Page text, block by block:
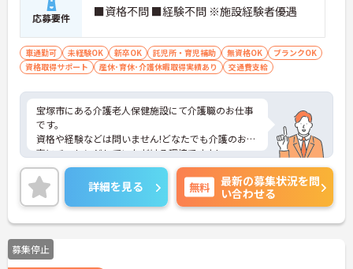
応募要件 ■資格不問 ■経験不問 ※施設経験者優遇
車通勤可 未経験OK 新卒OK 託児所・育児補助 無資格OK
ブランクOK
資格取得サポート
産休･育休･介護休暇取得実績あり 交通費支給
宝塚市にある介護老人保健施設にて介護職のお仕事
です。
資格や経験などは問いません!どなたでも介護のお仕
事にチャレンジしていただける環境ですよ!
日勤のみのご勤務で、残業時間はほとんど発生しま
せん。プライベートとメリハリをつけてご勤務でき
ます。
ご興味がある方は是非一度マイナビまでお問い合わ
せください。さらに詳細などお伝えします！
詳細を見る 無料
最新の募集状況を問
い合わせる
募集停止